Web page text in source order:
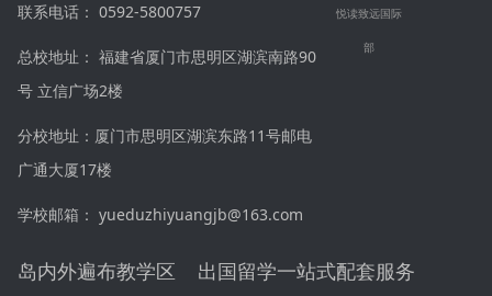
联系电话： 0592-5800757
总校地址： 福建省厦门市思明区湖滨南路90
号 立信广场2楼
分校地址：厦门市思明区湖滨东路11号邮电
广通大厦17楼
学校邮箱： yueduzhiyuangjb@163.com
悦读致远国际
部
岛内外遍布教学区 出国留学一站式配套服务